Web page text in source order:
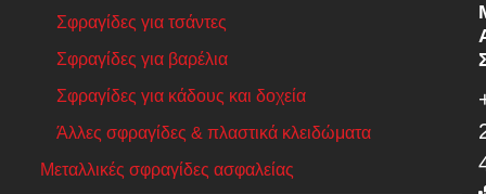
Σφραγίδες για τσάντες
Σφραγίδες για βαρέλια
Σφραγίδες για κάδους και δοχεία
Άλλες σφραγίδες & πλαστικά κλειδώματα
Μεταλλικές σφραγίδες ασφαλείας